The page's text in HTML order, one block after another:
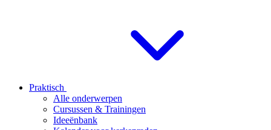
Praktisch
Alle onderwerpen
Cursussen & Trainingen
Ideeënbank